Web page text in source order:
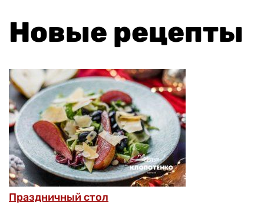
Новые рецепты
Праздничный стол